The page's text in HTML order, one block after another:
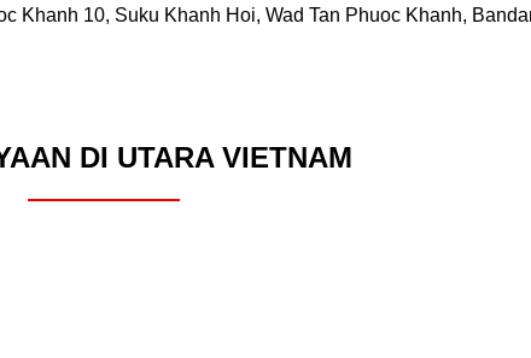
Khanh 10, Suku Khanh Hoi, Wad Tan Phuoc Khanh,
DI UTARA VIETNAM